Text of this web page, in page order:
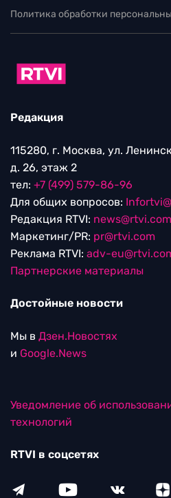
Политика обработки
Редакция
115280, г. Москва, ул.
д. 26, этаж 2
тел: +7 (499) 579-86-96
Для общих вопросов:
Редакция RTVI: news@rtvi.com
Маркетинг/PR: pr@rtvi.com
Реклама RTVI: adv-
Партнерские материалы
Достойные новости
Мы в Дзен.Новостях
и Google.News
Уведомление об
технологий
RTVI в соцсетях